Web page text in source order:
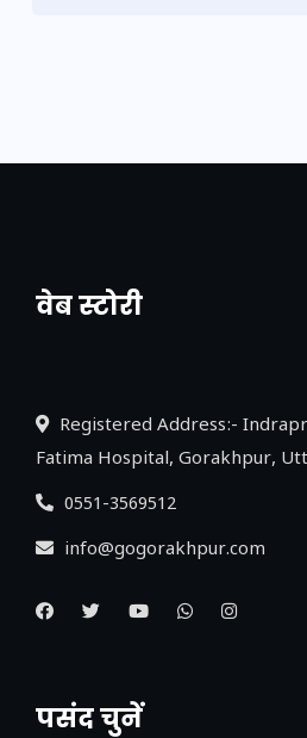
वेब स्टोरी
नया एक्सप्रेसवे: पूर्वांचल का
Registered Address:-
Fatima Hospital, Gorakhpur,
0551-3569512
info@gogorakhpur.com
पसंद चुनें